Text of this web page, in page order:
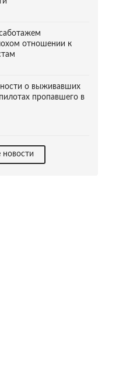
отношении к
о выживавших
пропавшего в
новости